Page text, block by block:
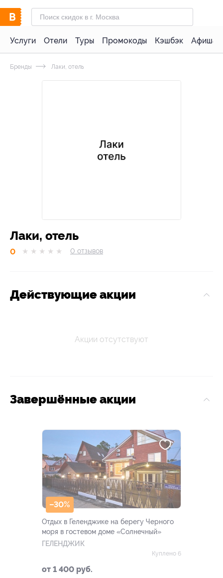
Услуги Отели Туры Промокоды Кэшбэк Афиша
Бренды Лаки, отель
Лаки, отель
0 ★ ★ ★ ★ ★ 0 отзывов
Действующие акции
Акции отсутствуют
Завершённые акции
–30%
Отдых в Геленджике на берегу Черного
моря в гостевом доме «Солнечный»
ГЕЛЕНДЖИК
от 1 400 руб.
Куплено 6